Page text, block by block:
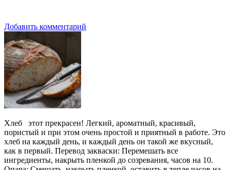
Добавить комментарий
Хлеб этот прекрасен! Легкий, ароматный, красивый,
пористый и при этом очень простой и приятный в работе. Это
хлеб на каждый день, и каждый день он такой же вкусный,
как в первый. Перевод закваски: Перемешать все
ингредиенты, накрыть пленкой до созревания, часов на 10.